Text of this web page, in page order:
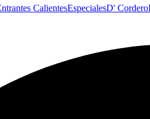
CalientesEspecialesD' Cordero